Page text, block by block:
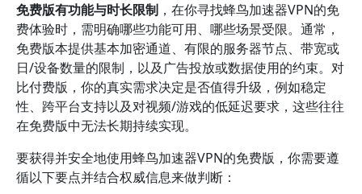
免费版有功能与时长限制 ，在你寻找蜂鸟加速器VPN的免
费体验时，需明确哪些功能可用、哪些场景受限。通常，
免费版本提供基本加密通道、有限的服务器节点、带宽或
日/设备数量的限制，以及广告投放或数据使用的约束。对
比付费版，你的真实需求决定是否值得升级，例如稳定
性、跨平台支持以及对视频/游戏的低延迟要求，这些往往
在免费版中无法长期持续实现。
要获得并安全地使用蜂鸟加速器VPN的免费版，你需要遵
循以下要点并结合权威信息来做判断：